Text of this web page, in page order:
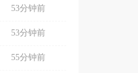
53分钟前
53分钟前
55分钟前